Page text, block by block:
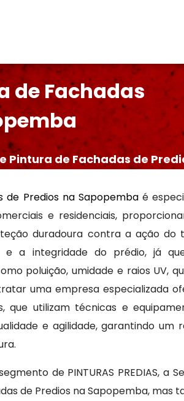
de Fachadas
Pintura de Fachadas de
de Predios na Sapopembaé
e residenciais,
duradoura contra a ação do
a integridade do prédio, já
poluição, umidade e raios UV,
uma empresa especializada
que utilizam técnicas e
e agilidade, garantindo um
de PINTURAS PREDIAS,
de Predios na Sapopemba, mas